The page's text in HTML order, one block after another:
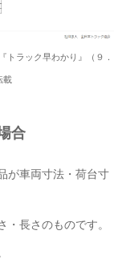
ラック早わかり』（９．
載
合
が車両寸法・荷台寸
長さのものです。